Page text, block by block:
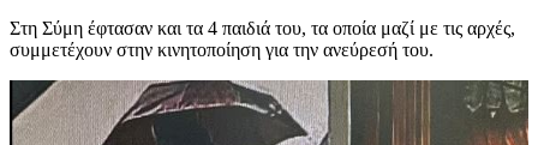
Στη Σύμη έφτασαν και τα 4 παιδιά του, τα οποία μαζί με τις αρχές,
συμμετέχουν στην κινητοποίηση για την ανεύρεσή του.